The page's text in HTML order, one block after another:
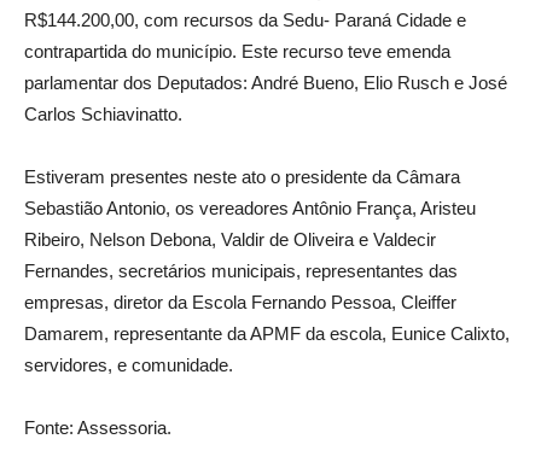
R$144.200,00, com recursos da Sedu- Paraná Cidade e
contrapartida do município. Este recurso teve emenda
parlamentar dos Deputados: André Bueno, Elio Rusch e José
Carlos Schiavinatto.
Estiveram presentes neste ato o presidente da Câmara
Sebastião Antonio, os vereadores Antônio França, Aristeu
Ribeiro, Nelson Debona, Valdir de Oliveira e Valdecir
Fernandes, secretários municipais, representantes das
empresas, diretor da Escola Fernando Pessoa, Cleiffer
Damarem, representante da APMF da escola, Eunice Calixto,
servidores, e comunidade.
Fonte: Assessoria.